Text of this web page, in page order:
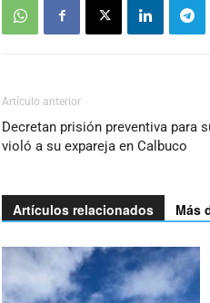
Artículo anterior
Decretan prisión preventiva para
violó a su expareja en Calbuco
Artículos relacionados Más